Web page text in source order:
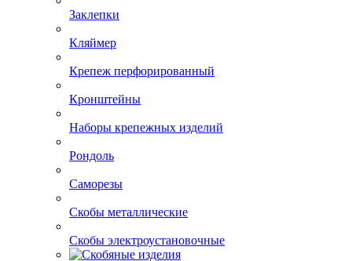
Заклепки
Кляймер
Крепеж перфорированный
Кронштейны
Наборы крепежных изделий
Рондоль
Саморезы
Скобы металлические
Скобы электроустановочные